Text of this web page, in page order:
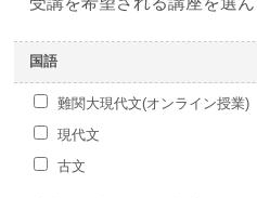
国語
難関大現代文(オンライン授業)
現代文
古文